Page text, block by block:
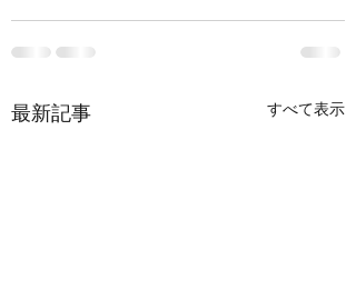
最新記事 すべて表示